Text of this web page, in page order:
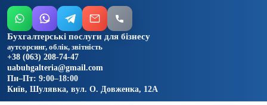
Бухгалтерські послуги для бізнесу
аутсорсинг, облік, звітність
+38 (063) 208-74-47
uabuhgalteria@gmail.com
Пн–Пт: 9:00–18:00
Київ, Шулявка, вул. О. Довженка, 12А